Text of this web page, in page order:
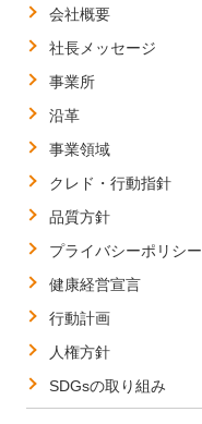
会社概要
社長メッセージ
事業所
沿革
事業領域
クレド・行動指針
品質方針
プライバシーポリシー
健康経営宣言
行動計画
人権方針
SDGsの取り組み